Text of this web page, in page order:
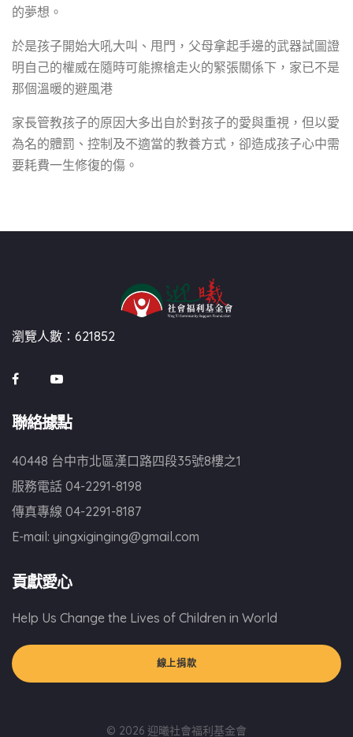
的夢想。
於是孩子開始大吼大叫、甩門，父母拿起手邊的武器試圖證
明自己的權威在隨時可能擦槍走火的緊張關係下，家已不是
那個溫暖的避風港
家長管教孩子的原因大多出自於對孩子的愛與重視，但以愛
為名的體罰、控制及不適當的教養方式，卻造成孩子心中需
要耗費一生修復的傷。
瀏覽人數：621852
聯絡據點
40448 台中市北區漢口路四段35號8樓之1
服務電話 04-2291-8198
傳真專線 04-2291-8187
E-mail: yingxiginging@gmail.com
貢獻愛心
Help Us Change the Lives of Children in World
線上捐款
© 2026 迎曦社會福利基金會